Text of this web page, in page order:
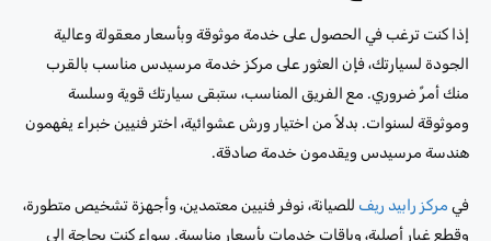
إذا كنت ترغب في الحصول على خدمة موثوقة وبأسعار معقولة وعالية
الجودة لسيارتك، فإن العثور على مركز خدمة مرسيدس مناسب بالقرب
منك أمرٌ ضروري. مع الفريق المناسب، ستبقى سيارتك قوية وسلسة
وموثوقة لسنوات. بدلاً من اختيار ورش عشوائية، اختر فنيين خبراء يفهمون
هندسة مرسيدس ويقدمون خدمة صادقة.
في مركز رابيد ريف للصيانة، نوفر فنيين معتمدين، وأجهزة تشخيص متطورة،
وقطع غيار أصلية، وباقات خدمات بأسعار مناسبة. سواء كنت بحاجة إلى